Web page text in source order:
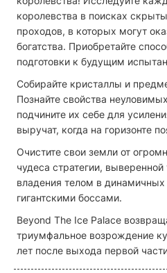
королевства в поисках
проходов, в которых могут
богатства. Приобретайте
подготовки к будущим
Собирайте кристаллы и
Познайте свойства
подчините их себе для
выручат, когда на горизонте
Очистите свои земли от
чудеса стратегии, выверенной
владения телом в
гигантскими боссами.
Beyond The Ice Palace
триумфальное возрождение
лет после выхода первой